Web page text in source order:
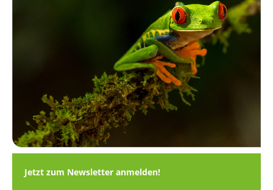
Jetzt zum Newsletter anmelden!